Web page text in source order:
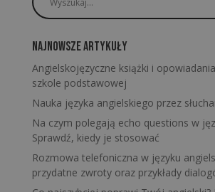
Najnowsze artykuły
Angielskojęzyczne książki i
szkole podstawowej
Nauka języka angielskiego przez
Na czym polegają echo questions w
Sprawdź, kiedy je stosować
Rozmowa telefoniczna w języku
przydatne zwroty oraz przykłady